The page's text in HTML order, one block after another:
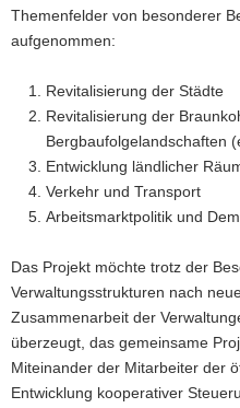
Themenfelder von besonderer
aufgenommen:
Revitalisierung der Städte
Revitalisierung der
Bergbaufolgelandschaften
Entwicklung ländlicher
Verkehr und Transport
Arbeitsmarktpolitik und
Das Projekt möchte trotz der
Verwaltungsstrukturen nach
Zusammenarbeit der
überzeugt, das gemeinsame
Miteinander der Mitarbeiter der
Entwicklung kooperativer